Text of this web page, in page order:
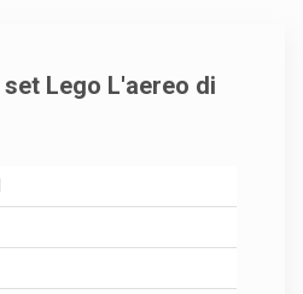
Lego L'aereo di